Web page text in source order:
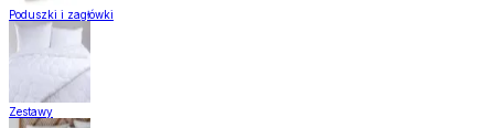
Poduszki i zagłówki
Zestawy